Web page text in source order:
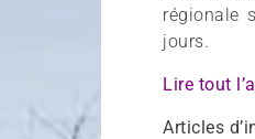
régionale
jours.
Lire tout
Articles